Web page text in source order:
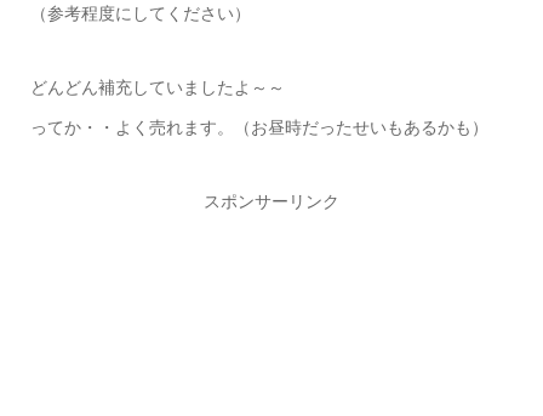
（参考程度にしてください）
どんどん補充していましたよ～～
ってか・・よく売れます。（お昼時だったせいもあるかも）
スポンサーリンク